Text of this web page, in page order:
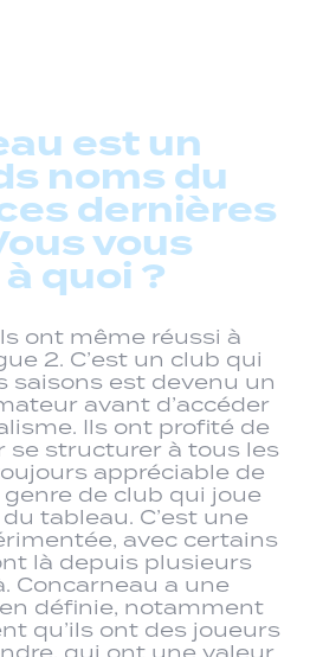
est un
noms du
dernières
vous
quoi ?
ont même réussi à
2. C’est un club qui
saisons est devenu un
avant d’accéder
Ils ont profité de
se structurer à tous les
appréciable de
de club qui joue
tableau. C’est une
avec certains
là depuis plusieurs
Concarneau a une
définie, notamment
qu’ils ont des joueurs